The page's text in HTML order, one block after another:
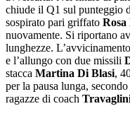
chiude il Q1 sul punteggio
sospirato pari griffato Rosa
nuovamente. Si riportano
lunghezze.
e l’allungo con due missili
stacca Martina Di Blasi,
per la pausa lunga,
ragazze di coach